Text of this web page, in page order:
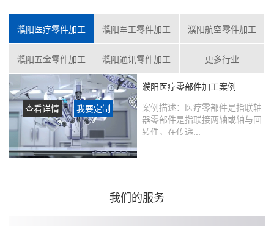
濮阳医疗零件加工 濮阳军工零件加工 濮阳航空零件加工
濮阳五金零件加工 濮阳通讯零件加工 更多行业
濮阳医疗零部件加工案例
案例描述： 医疗零部件是指联轴
器零部件是指联接两轴或轴与回
转件，在传递...
续合作……...
查看详情 我要定制
我们的服务